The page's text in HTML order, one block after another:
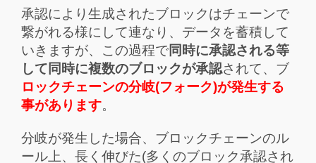
承認により生成されたブロックはチェーンで
繋がれる様にして連なり、データを蓄積して
いきますが、この過程で同時に承認される等
して同時に複数のブロックが承認されて、ブ
ロックチェーンの分岐(フォーク)が発生する
事があります。
分岐が発生した場合、ブロックチェーンのル
ール上、長く伸びた(多くのブロック承認され